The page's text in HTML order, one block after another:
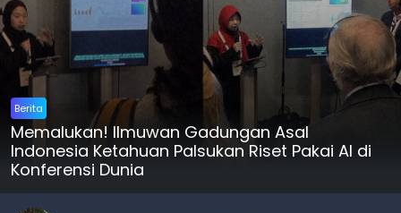
Berita
Memalukan! Ilmuwan Gadungan Asal
Indonesia Ketahuan Palsukan Riset Pakai AI di
Konferensi Dunia